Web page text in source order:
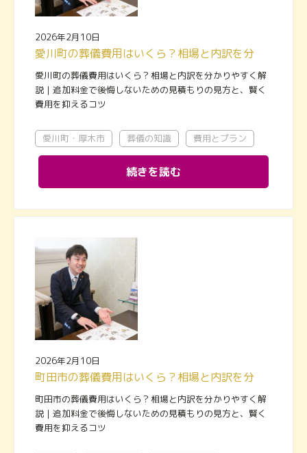
2026年2月10日
愛川町の葬儀費用はいくら？相場と内訳を分かりやすく解
説｜追加料金で後悔しないための見積もりの見方と、賢く
費用を抑えるコツ
愛川町・厚木市 葬儀の知識 費用とプラン
続きを読む
2026年2月10日
町田市の葬儀費用はいくら？相場と内訳を分かりやすく解
説｜追加料金で後悔しないための見積もりの見方と、賢く
費用を抑えるコツ